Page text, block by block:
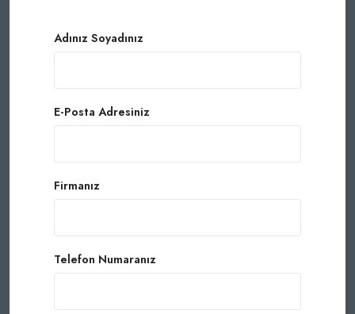
Adınız Soyadınız
E-Posta Adresiniz
Firmanız
Telefon Numaranız